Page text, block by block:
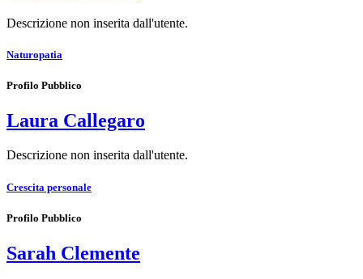
Descrizione non inserita dall'utente.
Naturopatia
Profilo Pubblico
Laura Callegaro
Descrizione non inserita dall'utente.
Crescita personale
Profilo Pubblico
Sarah Clemente